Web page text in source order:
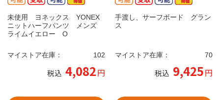
未使用 ヨネックス YONEX
ニットハーフパンツ メンズ
ライムイエロー O
マイストア在庫： 102
税込 4,082円
手渡し、サーフボード グラン
ス
マイストア在庫： 70
税込 9,425円